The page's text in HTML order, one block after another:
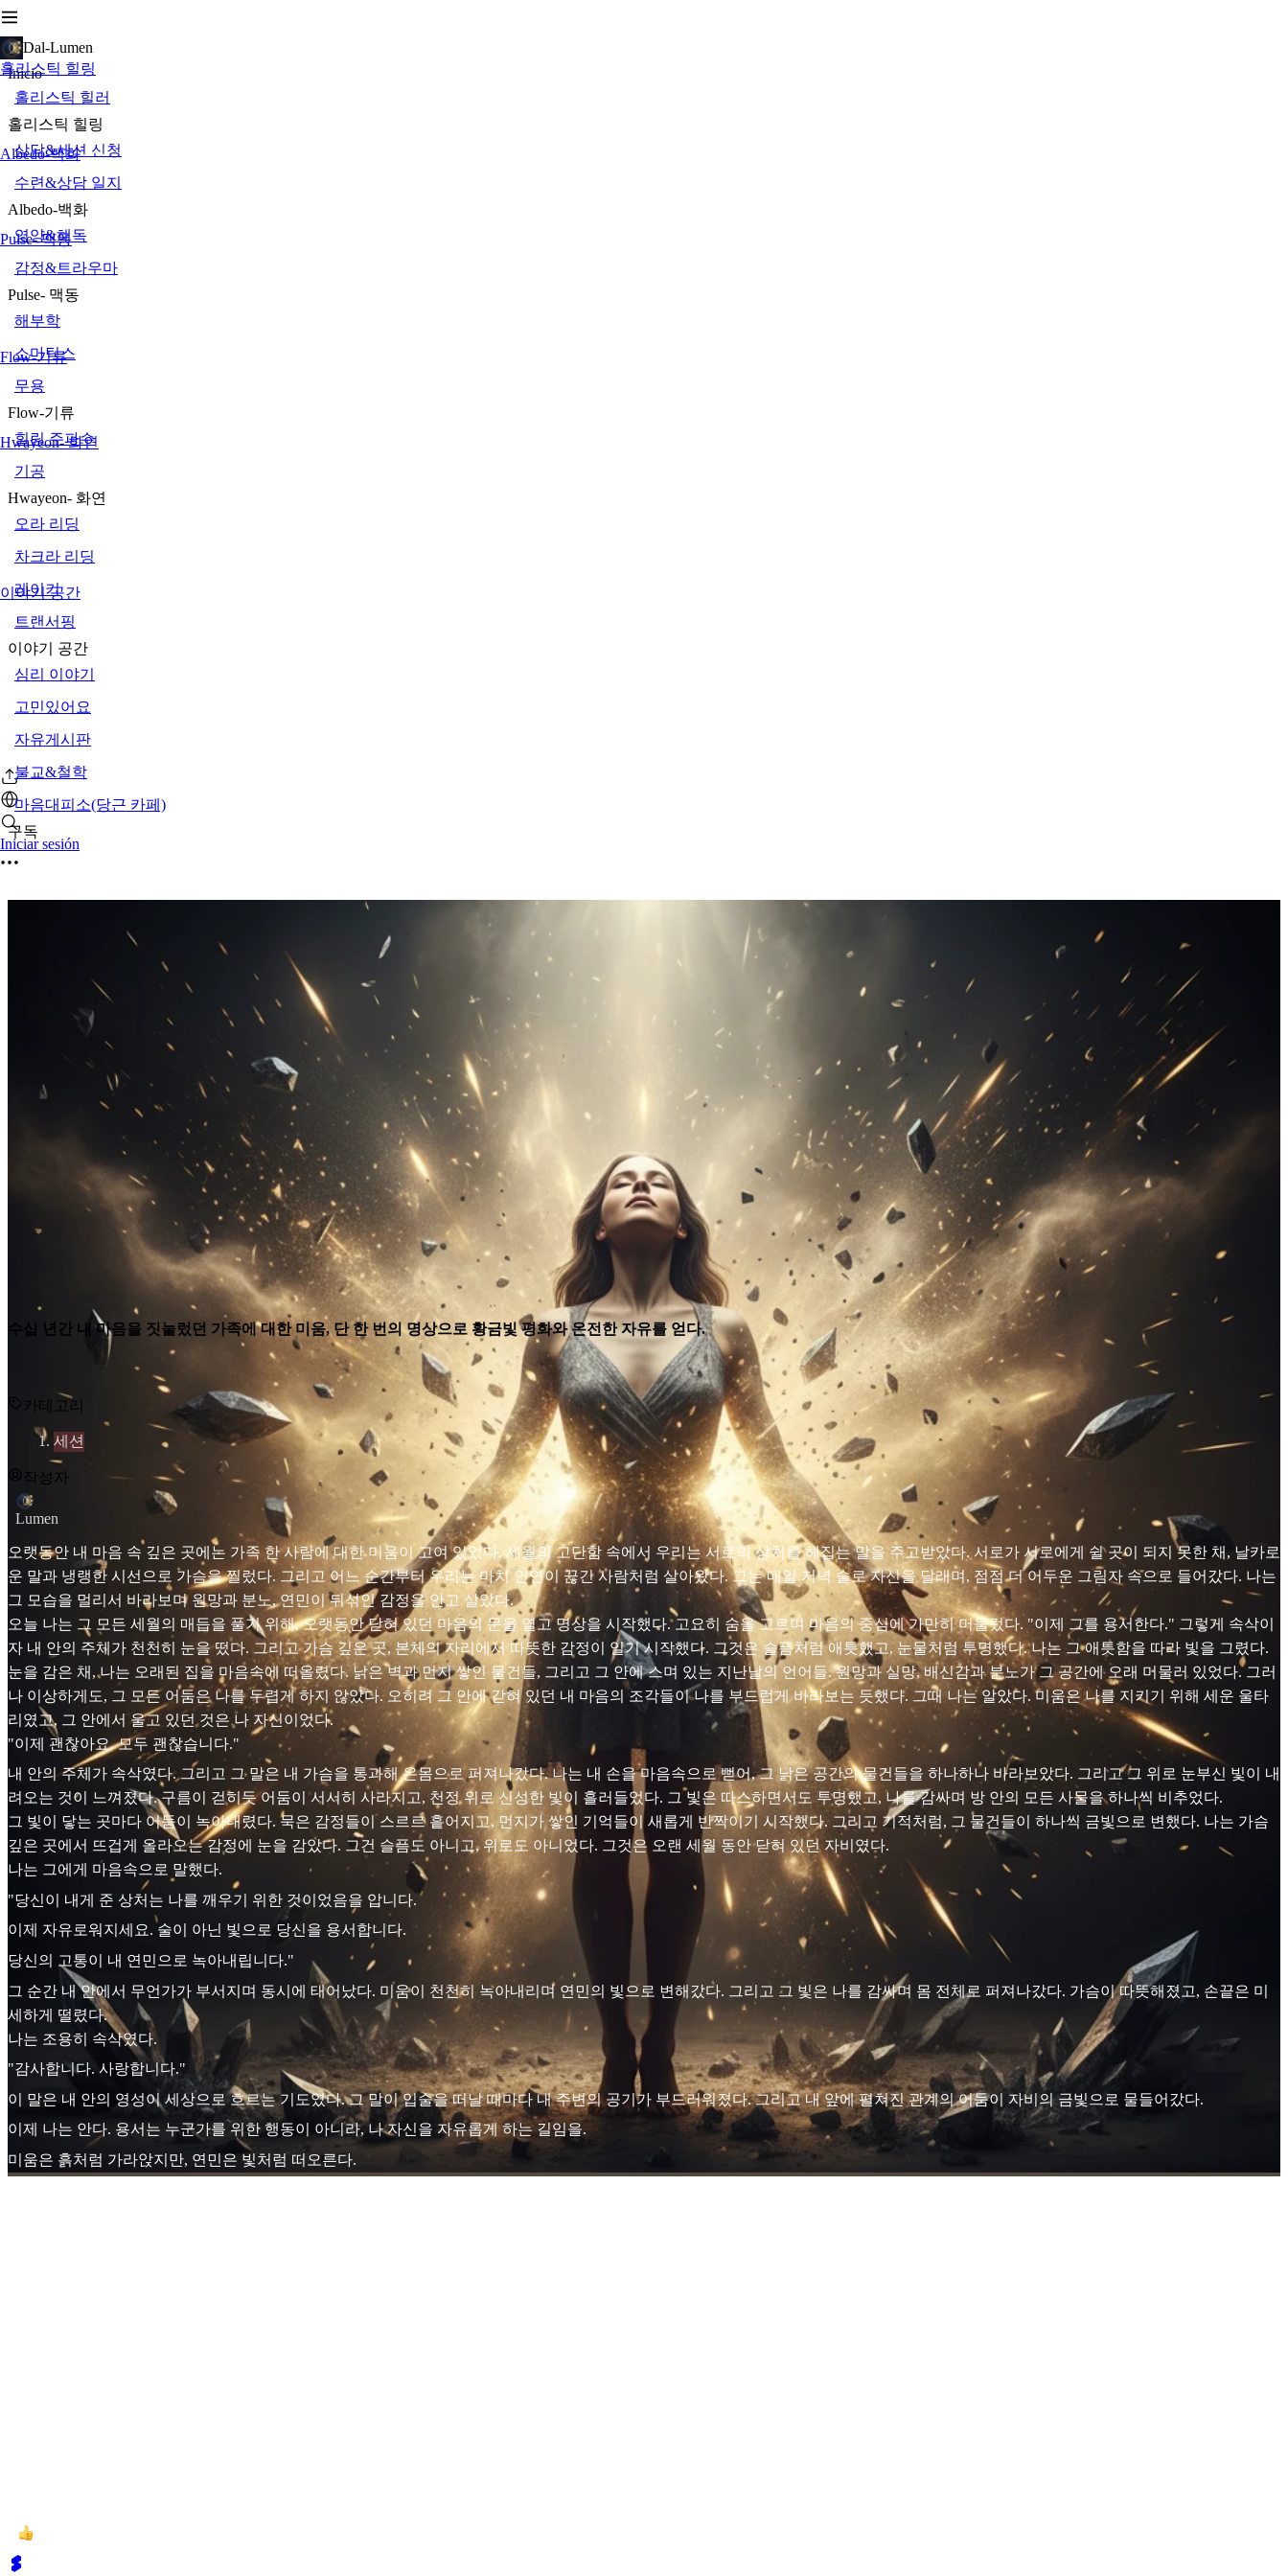
Dal-Lumen
홀리스틱 힐링
Albedo-백화
Pulse- 맥동
Flow-기류
Hwayeon- 화연
이야기 공간
Iniciar sesión
Inicio
홀리스틱 힐러
홀리스틱 힐링
상담&세션 신청
수련&상담 일지
Albedo-백화
영양&해독
감정&트라우마
Pulse- 맥동
해부학
소마틱스
무용
Flow-기류
힐링 주파수
기공
Hwayeon- 화연
오라 리딩
차크라 리딩
레이키
트랜서핑
이야기 공간
심리 이야기
고민있어요
자유게시판
불교&철학
마음대피소(당근 카페)
구독
수십 년간 내 마음을 짓눌렀던 가족에 대한 미움, 단 한 번의 명상으로 황금빛 평화와 온전한 자유를 얻다.
카테고리
세션
작성자
Lumen
오랫동안 내 마음 속 깊은 곳에는 가족 한 사람에 대한 미움이 고여 있었다. 세월의 고단함 속에서 우리는 서로의 상처를 헤집는 말을 주고받았다. 서로가 서로에게 쉴 곳이 되지 못한 채, 날카로
운 말과 냉랭한 시선으로 가슴을 찔렀다. 그리고 어느 순간부터 우리는 마치 인연이 끊긴 사람처럼 살아왔다. 그는 매일 저녁 술로 자신을 달래며, 점점 더 어두운 그림자 속으로 들어갔다. 나는
그 모습을 멀리서 바라보며 원망과 분노, 연민이 뒤섞인 감정을 안고 살았다.
오늘 나는 그 모든 세월의 매듭을 풀기 위해, 오랫동안 닫혀 있던 마음의 문을 열고 명상을 시작했다. 고요히 숨을 고르며 마음의 중심에 가만히 머물렀다. "이제 그를 용서한다." 그렇게 속삭이
자 내 안의 주체가 천천히 눈을 떴다. 그리고 가슴 깊은 곳, 본체의 자리에서 따뜻한 감정이 일기 시작했다. 그것은 슬픔처럼 애틋했고, 눈물처럼 투명했다. 나는 그 애틋함을 따라 빛을 그렸다.
눈을 감은 채, 나는 오래된 집을 마음속에 떠올렸다. 낡은 벽과 먼지 쌓인 물건들, 그리고 그 안에 스며 있는 지난날의 언어들. 원망과 실망, 배신감과 분노가 그 공간에 오래 머물러 있었다. 그러
나 이상하게도, 그 모든 어둠은 나를 두렵게 하지 않았다. 오히려 그 안에 갇혀 있던 내 마음의 조각들이 나를 부드럽게 바라보는 듯했다. 그때 나는 알았다. 미움은 나를 지키기 위해 세운 울타
리였고, 그 안에서 울고 있던 것은 나 자신이었다.
"이제 괜찮아요. 모두 괜찮습니다."
내 안의 주체가 속삭였다. 그리고 그 말은 내 가슴을 통과해 온몸으로 퍼져나갔다. 나는 내 손을 마음속으로 뻗어, 그 낡은 공간의 물건들을 하나하나 바라보았다. 그리고 그 위로 눈부신 빛이 내
려오는 것이 느껴졌다. 구름이 걷히듯 어둠이 서서히 사라지고, 천정 위로 신성한 빛이 흘러들었다. 그 빛은 따스하면서도 투명했고, 나를 감싸며 방 안의 모든 사물을 하나씩 비추었다.
그 빛이 닿는 곳마다 어둠이 녹아내렸다. 묵은 감정들이 스르르 흩어지고, 먼지가 쌓인 기억들이 새롭게 반짝이기 시작했다. 그리고 기적처럼, 그 물건들이 하나씩 금빛으로 변했다. 나는 가슴
깊은 곳에서 뜨겁게 올라오는 감정에 눈을 감았다. 그건 슬픔도 아니고, 위로도 아니었다. 그것은 오랜 세월 동안 닫혀 있던 자비였다.
나는 그에게 마음속으로 말했다.
"당신이 내게 준 상처는 나를 깨우기 위한 것이었음을 압니다.
이제 자유로워지세요. 술이 아닌 빛으로 당신을 용서합니다.
당신의 고통이 내 연민으로 녹아내립니다."
그 순간 내 안에서 무언가가 부서지며 동시에 태어났다. 미움이 천천히 녹아내리며 연민의 빛으로 변해갔다. 그리고 그 빛은 나를 감싸며 몸 전체로 퍼져나갔다. 가슴이 따뜻해졌고, 손끝은 미
세하게 떨렸다.
나는 조용히 속삭였다.
"감사합니다. 사랑합니다."
이 말은 내 안의 영성이 세상으로 흐르는 기도였다. 그 말이 입술을 떠날 때마다 내 주변의 공기가 부드러워졌다. 그리고 내 앞에 펼쳐진 관계의 어둠이 자비의 금빛으로 물들어갔다.
이제 나는 안다. 용서는 누군가를 위한 행동이 아니라, 나 자신을 자유롭게 하는 길임을.
미움은 흙처럼 가라앉지만, 연민은 빛처럼 떠오른다.